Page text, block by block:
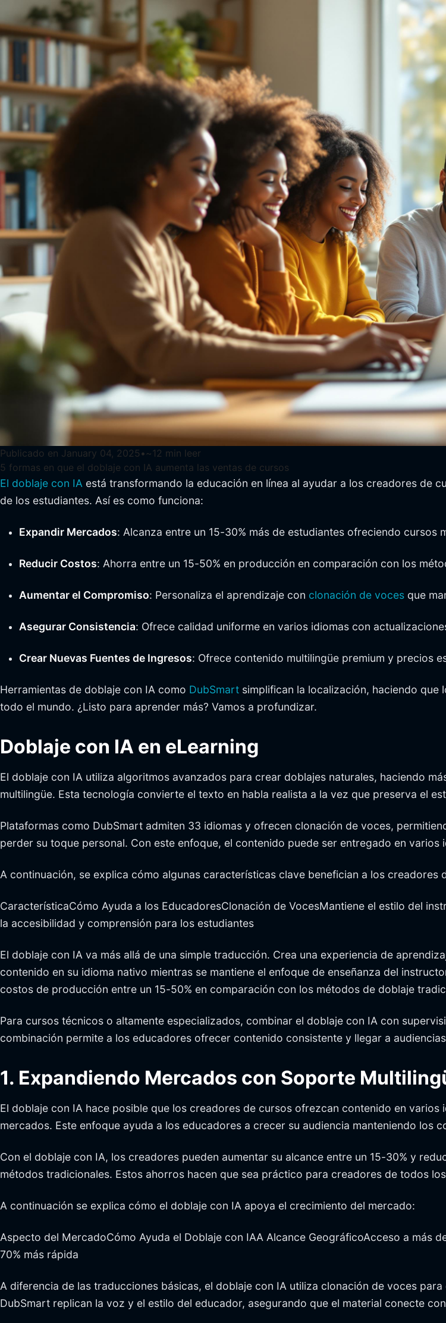
Publicado en January 04, 2025 • ~12 min leer
5 formas en que el doblaje con IA aumenta las ventas de cursos
El doblaje con IA está transformando la educación en línea al ayudar a los creadores de
de los estudiantes. Así es como funciona:
Expandir Mercados: Alcanza entre un 15-30% más de estudiantes ofreciendo
Reducir Costos: Ahorra entre un 15-50% en producción en comparación con los
Aumentar el Compromiso: Personaliza el aprendizaje con clonación de voces que
Asegurar Consistencia: Ofrece calidad uniforme en varios idiomas con
Crear Nuevas Fuentes de Ingresos: Ofrece contenido multilingüe premium y precios
Herramientas de doblaje con IA como DubSmart simplifican la localización, haciendo que
todo el mundo. ¿Listo para aprender más? Vamos a profundizar.
Doblaje con IA en eLearning
El doblaje con IA utiliza algoritmos avanzados para crear doblajes naturales, haciendo
multilingüe. Esta tecnología convierte el texto en habla realista a la vez que preserva el
Plataformas como DubSmart admiten 33 idiomas y ofrecen clonación de voces,
perder su toque personal. Con este enfoque, el contenido puede ser entregado en varios
A continuación, se explica cómo algunas características clave benefician a los creadores
CaracterísticaCómo Ayuda a los EducadoresClonación de VocesMantiene el estilo del
la accesibilidad y comprensión para los estudiantes
El doblaje con IA va más allá de una simple traducción. Crea una experiencia de
contenido en su idioma nativo mientras se mantiene el enfoque de enseñanza del
costos de producción entre un 15-50% en comparación con los métodos de doblaje
Para cursos técnicos o altamente especializados, combinar el doblaje con IA con
combinación permite a los educadores ofrecer contenido consistente y llegar a
1. Expandiendo Mercados con Soporte
El doblaje con IA hace posible que los creadores de cursos ofrezcan contenido en
mercados. Este enfoque ayuda a los educadores a crecer su audiencia manteniendo los
Con el doblaje con IA, los creadores pueden aumentar su alcance entre un 15-30% y
métodos tradicionales. Estos ahorros hacen que sea práctico para creadores de todos
A continuación se explica cómo el doblaje con IA apoya el crecimiento del mercado:
Aspecto del MercadoCómo Ayuda el Doblaje con IAA Alcance GeográficoAcceso a más
70% más rápida
A diferencia de las traducciones básicas, el doblaje con IA utiliza clonación de voces
DubSmart replican la voz y el estilo del educador, asegurando que el material conecte